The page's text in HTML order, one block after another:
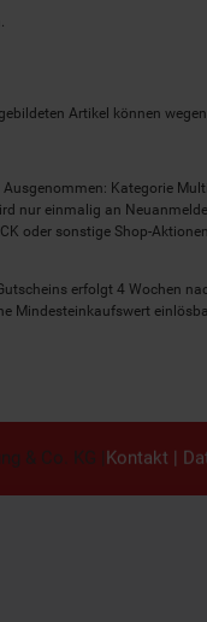
Artikel können
Kategorie
nur einmalig an
oder sonstige Shop-
erfolgt 4 Wochen
& Co. KG |Kontakt |